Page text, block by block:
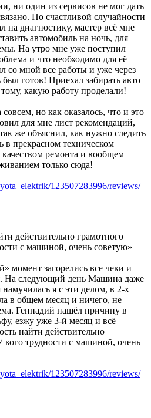
ни один из сервисов не мог дать
По счастливой случайности
на диагностику, мастер всё мне
автомобиль на ночь, для
На утро мне уже поступил
и что необходимо для её
со мной все работы и уже через
готов! Приехал забирать авто
какую работу проделали!
но как оказалось, что и это
для мне лист рекомендаций,
же объяснил, как нужно следить
в прекрасном техническом
ремонта и вообщем
только сюда!
123507283996/reviews/
действительно грамотного
с машиной, очень советую»
момент загорелись все чеки и
На следующий день Машина даже
намучилась я с эти делом, в 2-х
в общем месяц и ничего, не
Геннадий нашёл причину в
езжу уже 3-й месяц и всё
найти действительно
кого трудности с машиной, очень
123507283996/reviews/